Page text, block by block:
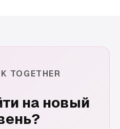
TOGETHER
на новый